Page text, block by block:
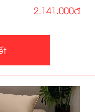
2.141.000đ